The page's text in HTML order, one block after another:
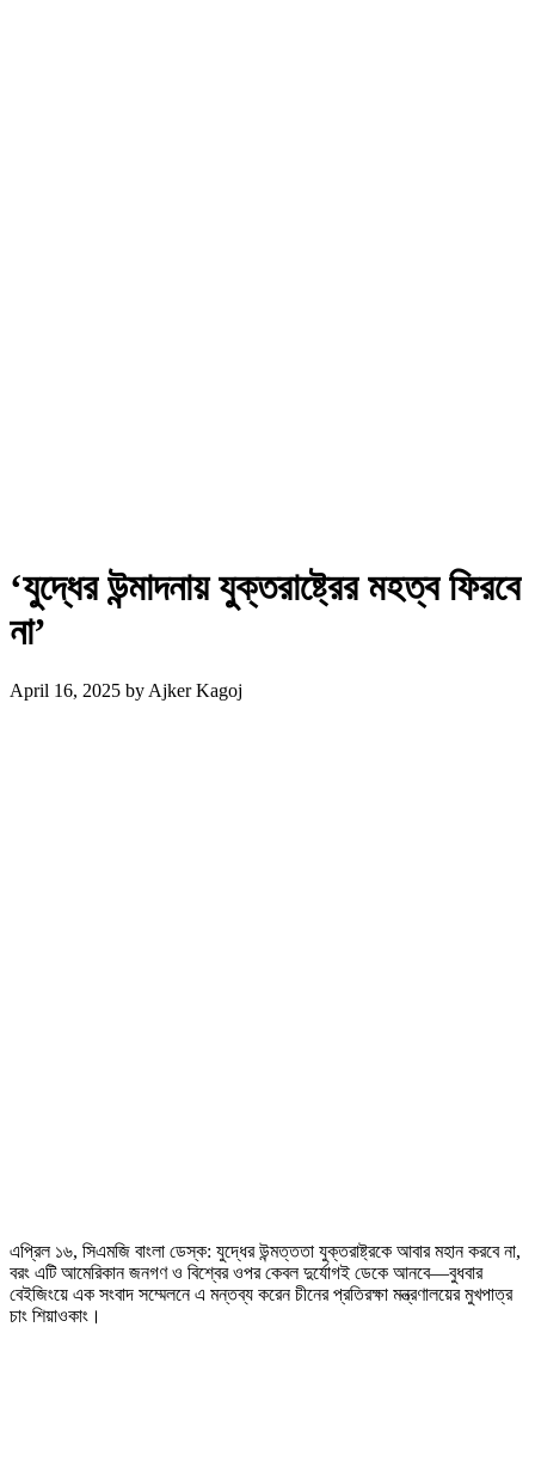
‘যুদ্ধের উন্মাদনায় যুক্তরাষ্ট্রের মহত্ব ফিরবে
না’
April 16, 2025 by Ajker Kagoj
এপ্রিল ১৬, সিএমজি বাংলা ডেস্ক: যুদ্ধের উন্মত্ততা যুক্তরাষ্ট্রকে আবার মহান করবে না,
বরং এটি আমেরিকান জনগণ ও বিশ্বের ওপর কেবল দুর্যোগই ডেকে আনবে—বুধবার
বেইজিংয়ে এক সংবাদ সম্মেলনে এ মন্তব্য করেন চীনের প্রতিরক্ষা মন্ত্রণালয়ের মুখপাত্র
চাং শিয়াওকাং।